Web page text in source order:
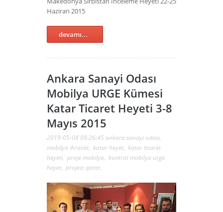
Haziran 2015
devamı...
Ankara Sanayi Odası
Mobilya URGE Kümesi
Katar Ticaret Heyeti 3-8
Mayıs 2015
2019-05-08 09:26:45 ankara sanayi odası,
mobilya ihracat, katar heyet, katar ticaret
heyeti, proje mobilya, kontrat mobilya urge
heyet, project qatar,